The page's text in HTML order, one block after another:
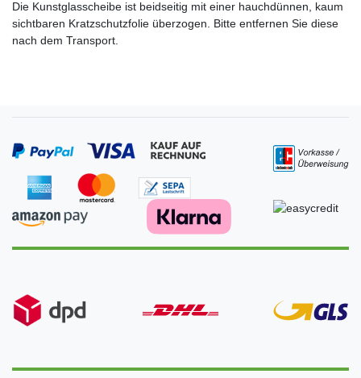
Die Kunstglasscheibe ist beidseitig mit einer hauchdünnen, kaum
sichtbaren Kratzschutzfolie überzogen. Bitte entfernen Sie diese
nach dem Transport.